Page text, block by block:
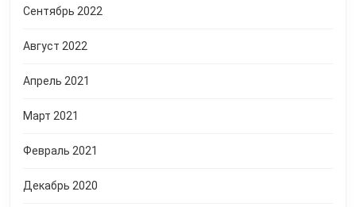
Сентябрь 2022
Август 2022
Апрель 2021
Март 2021
Февраль 2021
Декабрь 2020